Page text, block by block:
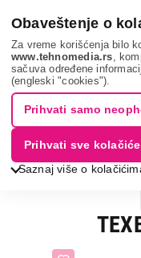
Obaveštenje o
Za vreme korišćenja bilo
www.tehnomedia.rs ,
sačuva određene
(engleski "cookies").
Saznaj više o
Prihvati samo
Prihvati sve kolačiće
Sve za kuću i baštu